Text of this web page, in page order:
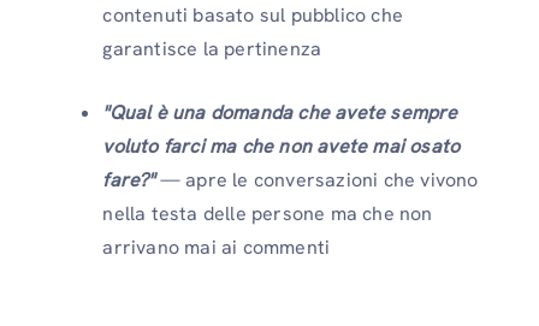
contenuti basato sul pubblico che
garantisce la pertinenza
"Qual è una domanda che avete sempre
voluto farci ma che non avete mai osato
fare?"— apre le conversazioni che vivono
nella testa delle persone ma che non
arrivano mai ai commenti